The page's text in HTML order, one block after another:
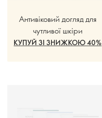
Антивіковий догляд для
чутливої шкіри
КУПУЙ ЗІ ЗНИЖКОЮ 40%